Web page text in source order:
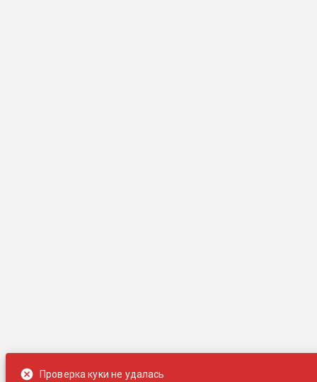
Проверка куки не удалась